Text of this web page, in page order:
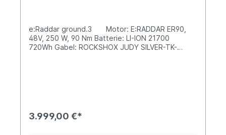
e:Raddar ground.3 Motor: E:RADDAR ER90,
48V, 250 W, 90 Nm Batterie: LI-ION 21700
720Wh Gabel: ROCKSHOX JUDY SILVER-TK-
3.999,00 €*